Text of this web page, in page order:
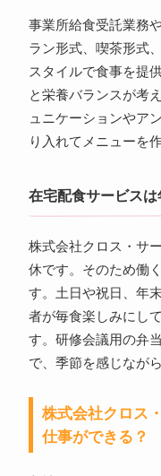
事業所給食受託業務
ラン形式、喫茶形式
スタイルで食事を提
と栄養バランスが考
ュニケーションやア
り入れてメニューを
在宅配食サービスは
株式会社クロス・サ
休です。そのため働
す。土日や祝日、年
者が毎食楽しみにし
す。研修会議用の弁
で、季節を感じなが
株式会社クロス
仕事ができる？